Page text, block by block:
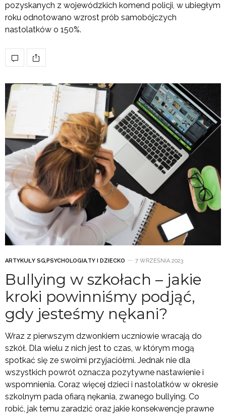
pozyskanych z wojewódzkich komend policji, w ubiegłym
roku odnotowano wzrost prób samobójczych
nastolatków o 150%.
ARTYKUŁY SG,PSYCHOLOGIA,TY I DZIECKO 7 WRZEŚNIA 2023
Bullying w szkołach – jakie
kroki powinniśmy podjąć,
gdy jesteśmy nękani?
Wraz z pierwszym dzwonkiem uczniowie wracają do
szkół. Dla wielu z nich jest to czas, w którym mogą
spotkać się ze swoimi przyjaciółmi. Jednak nie dla
wszystkich powrót oznacza pozytywne nastawienie i
wspomnienia. Coraz więcej dzieci i nastolatków w okresie
szkolnym pada ofiarą nękania, zwanego bullying. Co
robić, jak temu zaradzić oraz jakie konsekwencje prawne